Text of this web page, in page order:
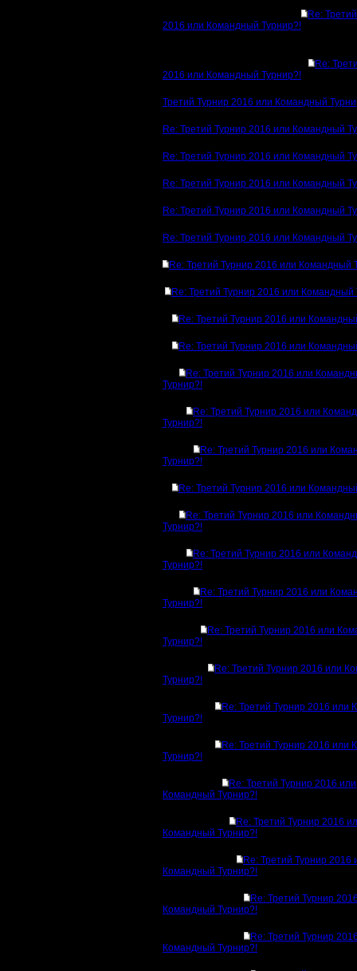
Re:
2016 или Командный Турнир?!
Re:
2016 или Командный Турнир?!
Третий Турнир 2016 или Командный
Re: Третий Турнир 2016 или Командный
Re: Третий Турнир 2016 или Командный
Re: Третий Турнир 2016 или Командный
Re: Третий Турнир 2016 или Командный
Re: Третий Турнир 2016 или Командный
Re: Третий Турнир 2016 или Командный
Re: Третий Турнир 2016 или Командный
Re: Третий Турнир 2016 или
Re: Третий Турнир 2016 или
Re: Третий Турнир 2016 или
Турнир?!
Re: Третий Турнир 2016 или
Турнир?!
Re: Третий Турнир 2016 или
Турнир?!
Re: Третий Турнир 2016 или
Re: Третий Турнир 2016 или
Турнир?!
Re: Третий Турнир 2016 или
Турнир?!
Re: Третий Турнир 2016 или
Турнир?!
Re: Третий Турнир 2016 или
Турнир?!
Re: Третий Турнир 2016 или
Турнир?!
Re: Третий Турнир 2016 или
Турнир?!
Re: Третий Турнир 2016 или
Турнир?!
Re: Третий Турнир 2016 или
Командный Турнир?!
Re: Третий Турнир 2016
Командный Турнир?!
Re: Третий Турнир 2016
Командный Турнир?!
Re: Третий Турнир
Командный Турнир?!
Re: Третий Турнир
Командный Турнир?!